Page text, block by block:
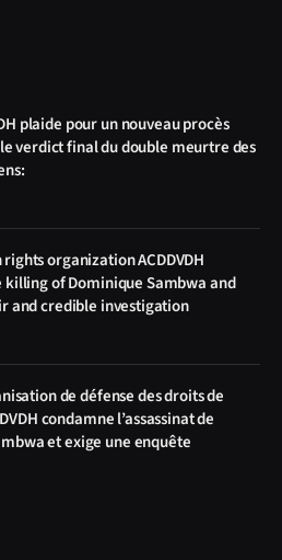
plaide pour un nouveau procès
verdict final du double meurtre des
organization ACDDVDH
killing of Dominique Sambwa and
and credible investigation
de défense des droits de
condamne l’assassinat de
et exige une enquête